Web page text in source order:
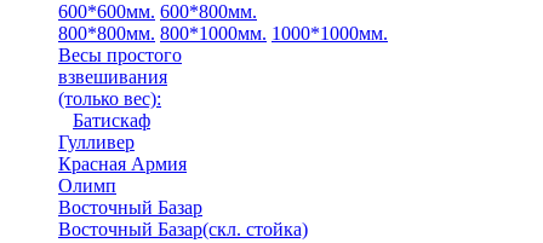
600*600мм. 600*800мм.
800*800мм. 800*1000мм. 1000*1000мм.
Весы простого
взвешивания
(только вес):
Батискаф
Гулливер
Красная Армия
Олимп
Восточный Базар
Восточный Базар(скл. стойка)